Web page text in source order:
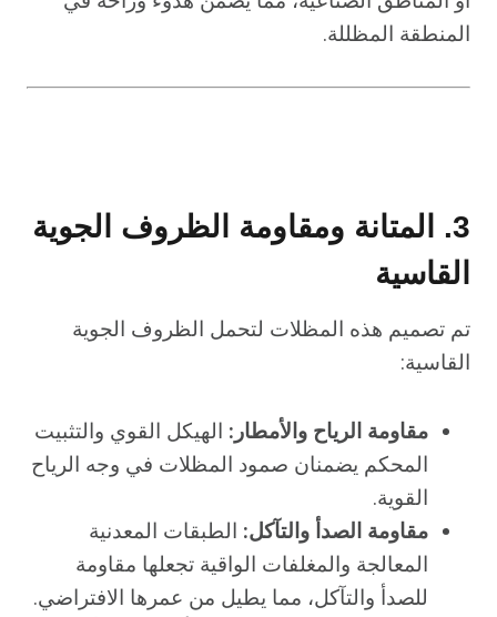
المنطقة المظللة.
3. المتانة ومقاومة الظروف الجوية
القاسية
تم تصميم هذه المظلات لتحمل الظروف الجوية
القاسية:
مقاومة الرياح والأمطار: الهيكل القوي والتثبيت
المحكم يضمنان صمود المظلات في وجه الرياح
القوية.
مقاومة الصدأ والتآكل: الطبقات المعدنية
المعالجة والمغلفات الواقية تجعلها مقاومة
للصدأ والتآكل، مما يطيل من عمرها الافتراضي.